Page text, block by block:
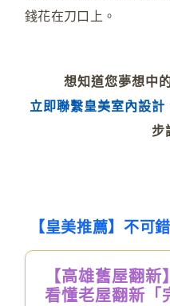
錢花在刀口上。
想知道您夢想中
立即聯繫皇美室內設計
步
【皇美推薦】不可
【高雄舊屋翻
看懂老屋翻新「